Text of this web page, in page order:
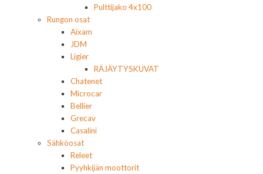
Pulttijako 4x100
Rungon osat
Aixam
JDM
Ligier
RÄJÄYTYSKUVAT
Chatenet
Microcar
Bellier
Grecav
Casalini
Sähköosat
Releet
Pyyhkijän moottorit